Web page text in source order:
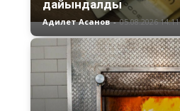
дайындалды
Адилет Асанов - 05.08.2026 14:11